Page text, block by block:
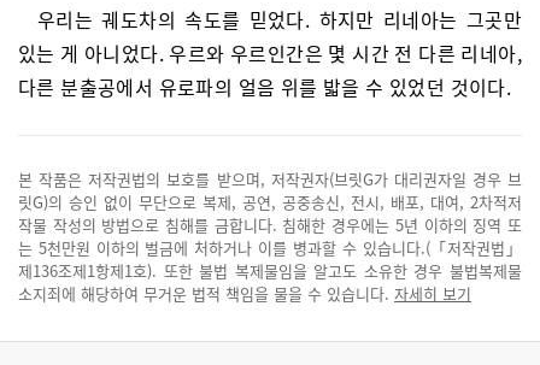
우리는 궤도차의 속도를 믿었다. 하지만 리네아는 그곳만
있는 게 아니었다. 우르와 우르인간은 몇 시간 전 다른 리네아,
다른 분출공에서 유로파의 얼음 위를 밟을 수 있었던 것이다.
본 작품은 저작권법의 보호를 받으며, 저작권자(브릿G가 대리권자일 경우 브
릿G)의 승인 없이 무단으로 복제, 공연, 공중송신, 전시, 배포, 대여, 2차적저
작물 작성의 방법으로 침해를 금합니다. 침해한 경우에는 5년 이하의 징역 또
는 5천만원 이하의 벌금에 처하거나 이를 병과할 수 있습니다.(「저작권법」
제136조제1항제1호). 또한 불법 복제물임을 알고도 소유한 경우 불법복제물
소지죄에 해당하여 무거운 법적 책임을 물을 수 있습니다. 자세히 보기